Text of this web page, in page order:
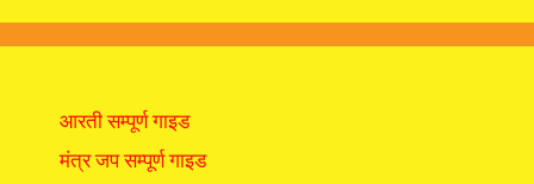
आरती सम्पूर्ण गाइड
मंत्र जप सम्पूर्ण गाइड